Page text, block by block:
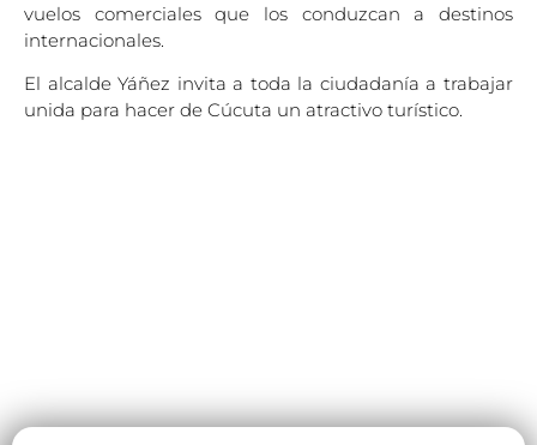
vuelos comerciales que los conduzcan a destinos
internacionales.
El alcalde Yáñez invita a toda la ciudadanía a trabajar
unida para hacer de Cúcuta un atractivo turístico.